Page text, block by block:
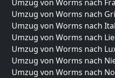
Umzug von Worms nach
Umzug von Worms nach
Umzug von Worms nach
Umzug von Worms nach
Umzug von Worms nach
Umzug von Worms nach
Umzug von Worms nach